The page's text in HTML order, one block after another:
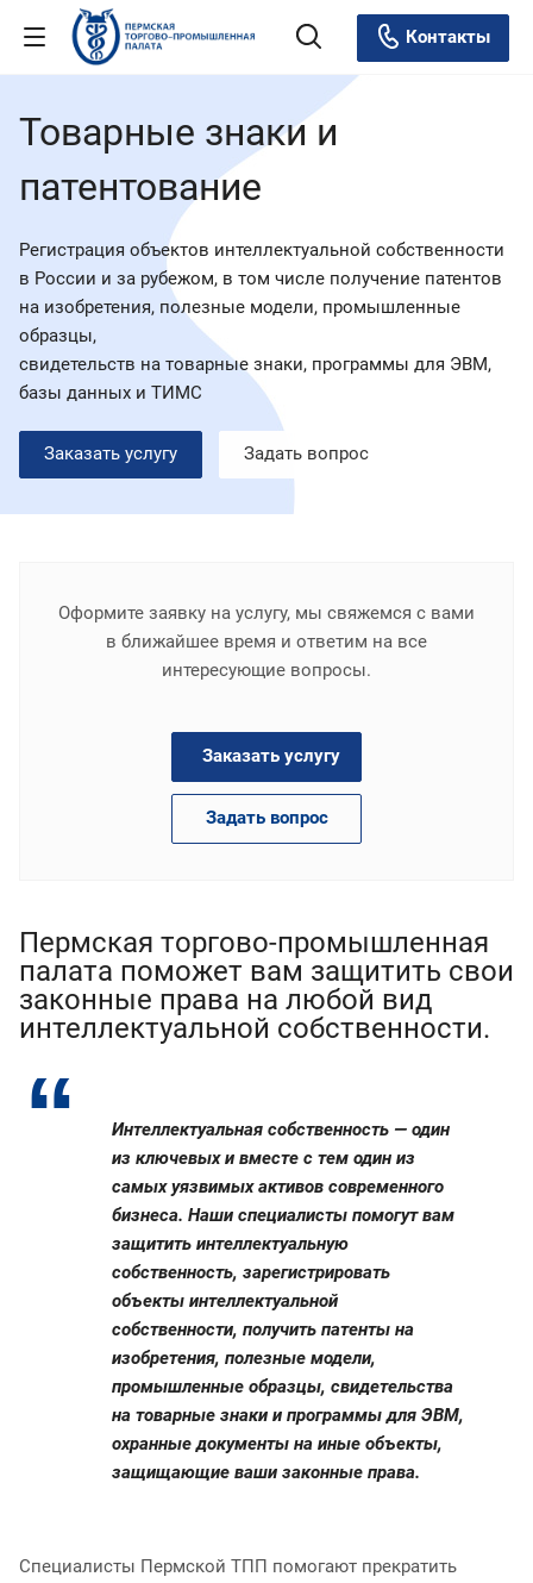
Контакты
Товарные знаки и
патентование
Регистрация объектов интеллектуальной собственности
в России и за рубежом, в том числе получение патентов
на изобретения, полезные модели, промышленные
образцы,
свидетельств на товарные знаки, программы для ЭВМ,
базы данных и ТИМС
Заказать услугу Задать вопрос
Оформите заявку на услугу, мы свяжемся с вами
в ближайшее время и ответим на все
интересующие вопросы.
Заказать услугу
Задать вопрос
Пермская торгово-промышленная
палата поможет вам защитить свои
законные права на любой вид
интеллектуальной собственности.
Интеллектуальная собственность — один
из ключевых и вместе с тем один из
самых уязвимых активов современного
бизнеса. Наши специалисты помогут вам
защитить интеллектуальную
собственность, зарегистрировать
объекты интеллектуальной
собственности, получить патенты на
изобретения, полезные модели,
промышленные образцы, свидетельства
на товарные знаки и программы для ЭВМ,
охранные документы на иные объекты,
защищающие ваши законные права.
Специалисты Пермской ТПП помогают прекратить